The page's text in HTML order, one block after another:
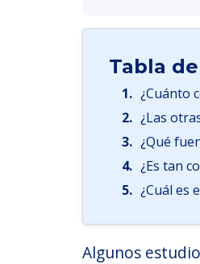
Tabla
1. ¿Cuánto
2. ¿Las
3. ¿Qué
4. ¿Es tan
5. ¿Cuál es
Algunos